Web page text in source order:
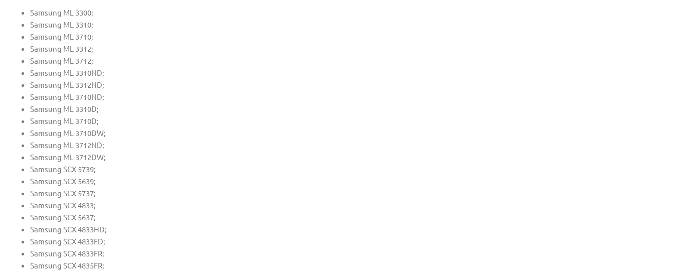
Samsung ML 3300;
Samsung ML 3310;
Samsung ML 3710;
Samsung ML 3312;
Samsung ML 3712;
Samsung ML 3310ND;
Samsung ML 3312ND;
Samsung ML 3710ND;
Samsung ML 3310D;
Samsung ML 3710D;
Samsung ML 3710DW;
Samsung ML 3712ND;
Samsung ML 3712DW;
Samsung SCX 5739;
Samsung SCX 5639;
Samsung SCX 5737;
Samsung SCX 4833;
Samsung SCX 5637;
Samsung SCX 4833HD;
Samsung SCX 4833FD;
Samsung SCX 4833FR;
Samsung SCX 4835FR;